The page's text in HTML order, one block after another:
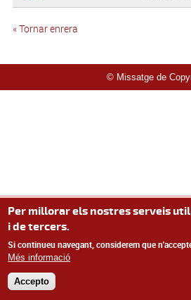
« Tornar enrera
© Missatge de
Per millorar els nostres serveis
i de tercers.
Si continueu navegant, considerem que
Més informació
Accepto